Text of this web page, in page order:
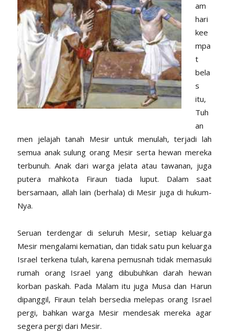
am
hari
kee
mpa
t
bela
s
itu,
Tuh
an
men jelajah tanah Mesir untuk menulah, terjadi lah
semua anak sulung orang Mesir serta hewan mereka
terbunuh. Anak dari warga jelata atau tawanan, juga
putera mahkota Firaun tiada luput. Dalam saat
bersamaan, allah lain (berhala) di Mesir juga di hukum-
Nya.
Seruan terdengar di seluruh Mesir, setiap keluarga
Mesir mengalami kematian, dan tidak satu pun keluarga
Israel terkena tulah, karena pemusnah tidak memasuki
rumah orang Israel yang dibubuhkan darah hewan
korban paskah. Pada Malam itu juga Musa dan Harun
dipanggil, Firaun telah bersedia melepas orang Israel
pergi, bahkan warga Mesir mendesak mereka agar
segera pergi dari Mesir.